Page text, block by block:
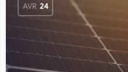
AVR 24